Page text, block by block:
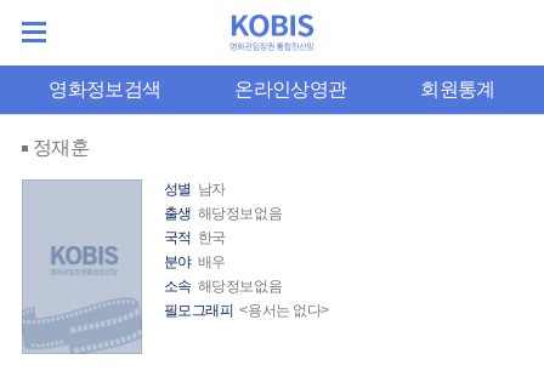
영화정보검색 온라인상영관 회원통계
정재훈
성별 남자
출생 해당정보없음
국적 한국
분야 배우
소속 해당정보없음
필모그래피 <용서는 없다>